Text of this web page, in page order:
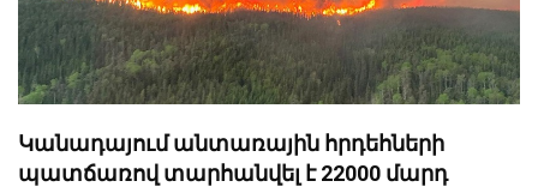
Կանադայում անտառային հրդեհների
պատճառով տարհանվել է 22000 մարդ